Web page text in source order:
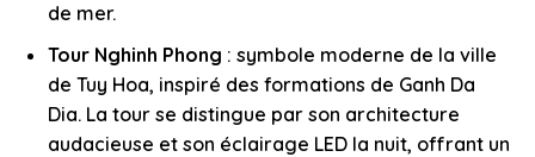
de mer.
Tour Nghinh Phong : symbole moderne de la ville
de Tuy Hoa, inspiré des formations de Ganh Da
Dia. La tour se distingue par son architecture
audacieuse et son éclairage LED la nuit, offrant un